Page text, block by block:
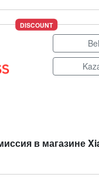
DISCOUNT
в магазине